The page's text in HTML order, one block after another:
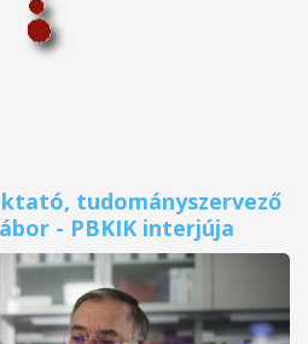
tudományszervező
- PBKIK interjúja